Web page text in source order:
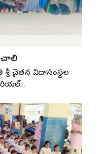
చైతన్య విద్యాసంస్థల